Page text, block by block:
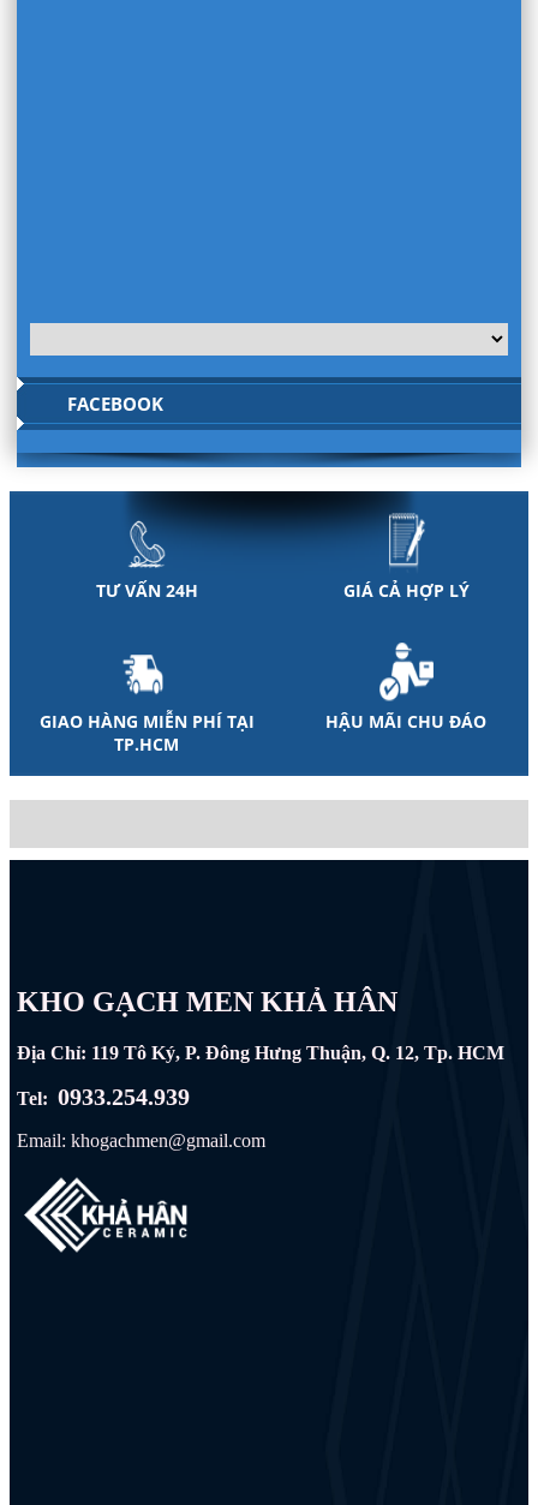
FACEBOOK
TƯ VẤN 24H GIÁ CẢ HỢP LÝ
GIAO HÀNG MIỄN PHÍ TẠI
TP.HCM
HẬU MÃI CHU ĐÁO
KHO GẠCH MEN KHẢ HÂN
Địa Chỉ: 119 Tô Ký, P. Đông Hưng Thuận, Q. 12, Tp. HCM
Tel:0933.254.939
Email: khogachmen@gmail.com